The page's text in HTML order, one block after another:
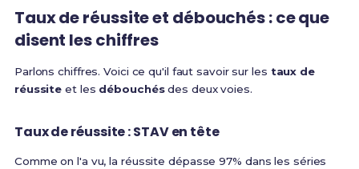
Taux de réussite et débouchés : ce que
disent les chiffres
Parlons chiffres. Voici ce qu'il faut savoir sur les taux de
réussite et les débouchésdes deux voies.
Taux de réussite : STAV en tête
Comme on l'a vu,la réussite dépasse 97% dans les séries